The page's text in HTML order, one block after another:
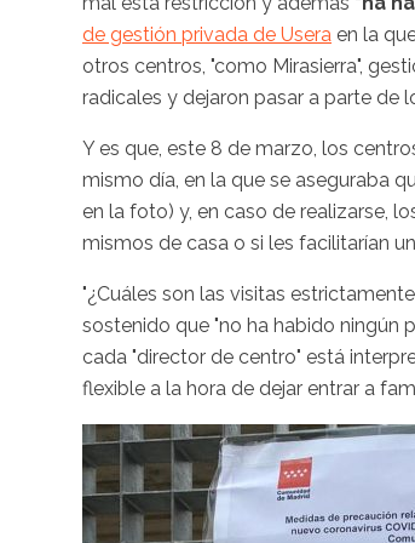
de gestión privada de Usera en la
otros centros, "como Mirasierra",
radicales y dejaron pasar a parte de
Y es que, este 8 de marzo, los
mismo día, en la que se aseguraba
en la foto) y, en caso de realizarse,
mismos de casa o si les facilitarían
"¿Cuáles son las visitas
sostenido que "no ha habido ningún
cada "director de centro" está
flexible a la hora de dejar entrar a